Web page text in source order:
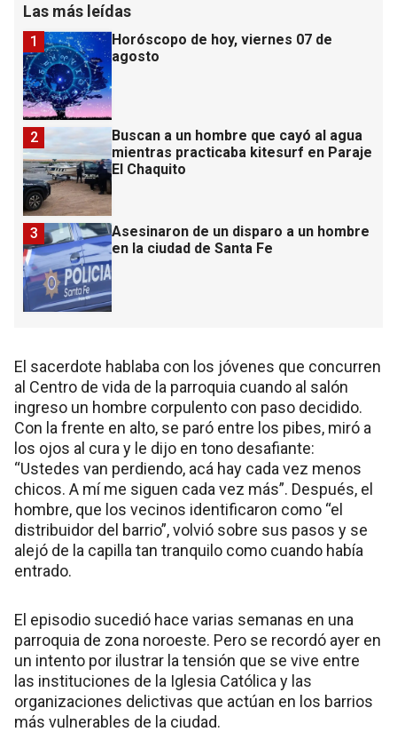
Las más leídas
Horóscopo de hoy, viernes 07 de
agosto
1
Buscan a un hombre que cayó al agua
mientras practicaba kitesurf en Paraje
El Chaquito
2
Asesinaron de un disparo a un hombre
en la ciudad de Santa Fe
3
El sacerdote hablaba con los jóvenes que concurren
al Centro de vida de la parroquia cuando al salón
ingreso un hombre corpulento con paso decidido.
Con la frente en alto, se paró entre los pibes, miró a
los ojos al cura y le dijo en tono desafiante:
“Ustedes van perdiendo, acá hay cada vez menos
chicos. A mí me siguen cada vez más”. Después, el
hombre, que los vecinos identificaron como “el
distribuidor del barrio”, volvió sobre sus pasos y se
alejó de la capilla tan tranquilo como cuando había
entrado.
El episodio sucedió hace varias semanas en una
parroquia de zona noroeste. Pero se recordó ayer en
un intento por ilustrar la tensión que se vive entre
las instituciones de la Iglesia Católica y las
organizaciones delictivas que actúan en los barrios
más vulnerables de la ciudad.